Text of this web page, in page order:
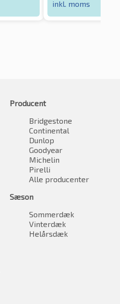
inkl. moms
Producent
Bridgestone
Continental
Dunlop
Goodyear
Michelin
Pirelli
Alle producenter
Sæson
Sommerdæk
Vinterdæk
Helårsdæk